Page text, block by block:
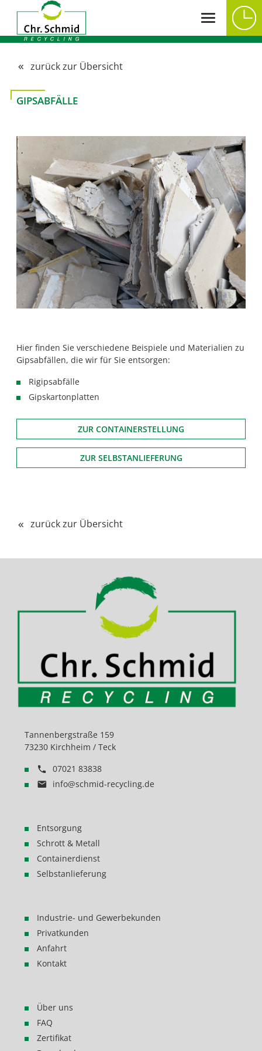
zurück zur Übersicht
GIPSABFÄLLE
Hier finden Sie verschiedene Beispiele und Materialien zu
Gipsabfällen, die wir für Sie entsorgen:
Rigipsabfälle
Gipskartonplatten
ZUR CONTAINERSTELLUNG
ZUR SELBSTANLIEFERUNG
zurück zur Übersicht
Tannenbergstraße 159
73230 Kirchheim / Teck
07021 83838
info@schmid-recycling.de
Entsorgung
Schrott & Metall
Containerdienst
Selbstanlieferung
Industrie- und Gewerbekunden
Privatkunden
Anfahrt
Kontakt
Über uns
FAQ
Zertifikat